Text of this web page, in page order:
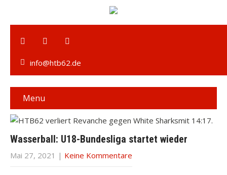
info@htb62.de
Menu
Wasserball: U18-Bundesliga startet wieder
Mai 27, 2021 | Keine Kommentare